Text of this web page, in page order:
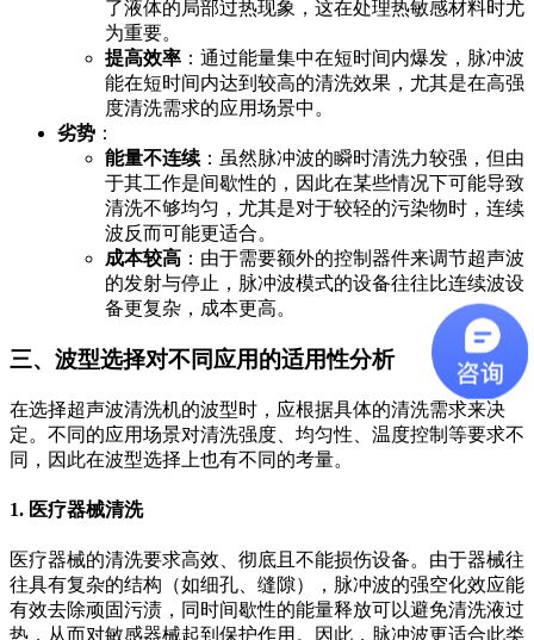
了液体的局部过热现象，这在处理热敏感材料时尤
为重要。
提高效率 ：通过能量集中在短时间内爆发，脉冲波
能在短时间内达到较高的清洗效果，尤其是在高强
度清洗需求的应用场景中。
劣势 ：
能量不连续：虽然脉冲波的瞬时清洗力较强，但由
于其工作是间歇性的，因此在某些情况下可能导致
清洗不够均匀，尤其是对于较轻的污染物时，连续
波反而可能更适合。
成本较高 ：由于需要额外的控制器件来调节超声波
的发射与停止，脉冲波模式的设备往往比连续波设
备更复杂，成本更高。
三、波型选择对不同应用的适用性分析
在选择超声波清洗机的波型时，应根据具体的清洗需求来决
定。不同的应用场景对清洗强度、均匀性、温度控制等要求不
同，因此在波型选择上也有不同的考量。
1. 医疗器械清洗
医疗器械的清洗要求高效、彻底且不能损伤设备。由于器械往
往具有复杂的结构（如细孔、缝隙），脉冲波的强空化效应能
有效去除顽固污渍，同时间歇性的能量释放可以避免清洗液过
热，从而对敏感器械起到保护作用。因此，脉冲波更适合此类